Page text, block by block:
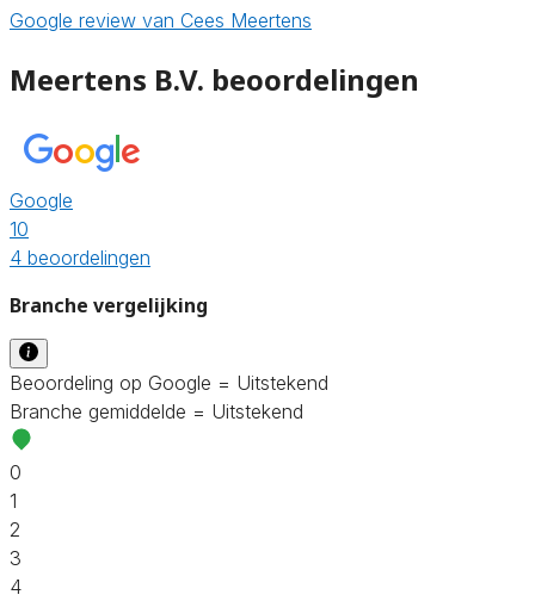
Google review van Cees Meertens
Meertens B.V. beoordelingen
Google
10
4 beoordelingen
Branche vergelijking
Beoordeling op Google = Uitstekend
Branche gemiddelde = Uitstekend
0
1
2
3
4